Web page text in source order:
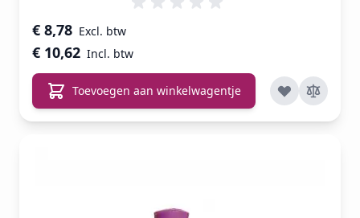
€ 10,62
€ 8,78
Toevoegen aan winkelwagentje